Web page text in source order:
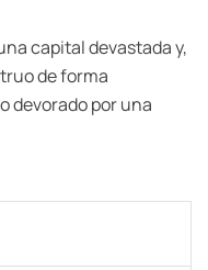
capital devastada y,
de forma
devorado por una